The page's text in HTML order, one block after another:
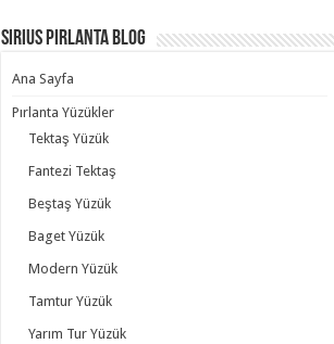
Sirius Pırlanta Blog
Ana Sayfa
Pırlanta Yüzükler
Tektaş Yüzük
Fantezi Tektaş
Beştaş Yüzük
Baget Yüzük
Modern Yüzük
Tamtur Yüzük
Yarım Tur Yüzük